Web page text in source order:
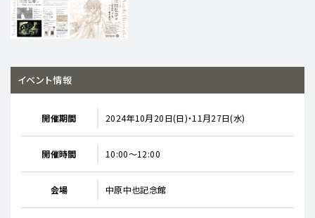
イベント情報
開催期間 2024年10月20日(日)・11月27日(水)
開催時間 10:00～12:00
会場 中原中也記念館